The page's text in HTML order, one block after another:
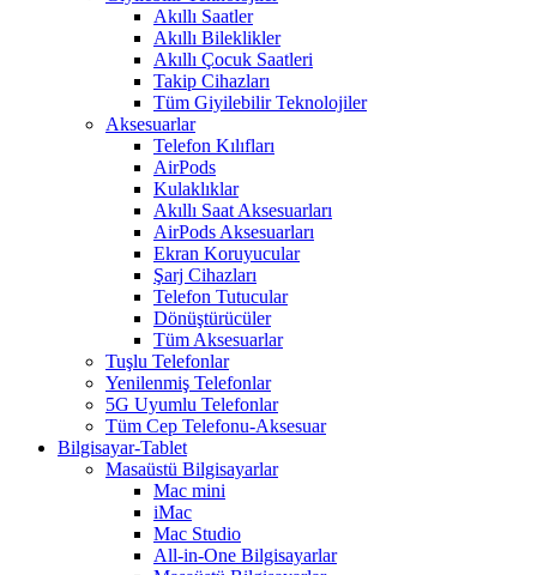
Akıllı Saatler
Akıllı Bileklikler
Akıllı Çocuk Saatleri
Takip Cihazları
Tüm Giyilebilir Teknolojiler
Aksesuarlar
Telefon Kılıfları
AirPods
Kulaklıklar
Akıllı Saat Aksesuarları
AirPods Aksesuarları
Ekran Koruyucular
Şarj Cihazları
Telefon Tutucular
Dönüştürücüler
Tüm Aksesuarlar
Tuşlu Telefonlar
Yenilenmiş Telefonlar
5G Uyumlu Telefonlar
Tüm Cep Telefonu-Aksesuar
Bilgisayar-Tablet
Masaüstü Bilgisayarlar
Mac mini
iMac
Mac Studio
All-in-One Bilgisayarlar